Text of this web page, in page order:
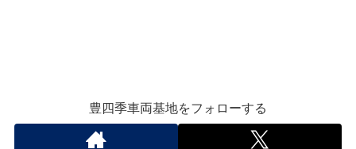
豊四季車両基地をフォローする